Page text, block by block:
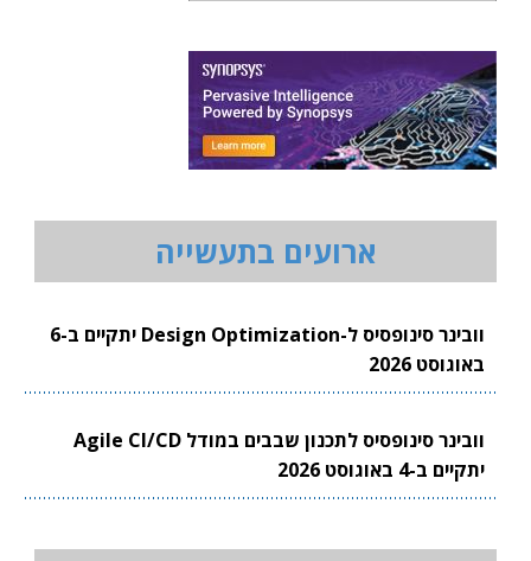
ארועים בתעשייה
וובינר סינופסיס ל-Design Optimization יתקיים ב-6
באוגוסט 2026
וובינר סינופסיס לתכנון שבבים במודל Agile CI/CD
יתקיים ב-4 באוגוסט 2026